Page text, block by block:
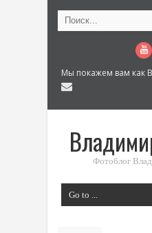
Мы покажем вам как
Фотоблог